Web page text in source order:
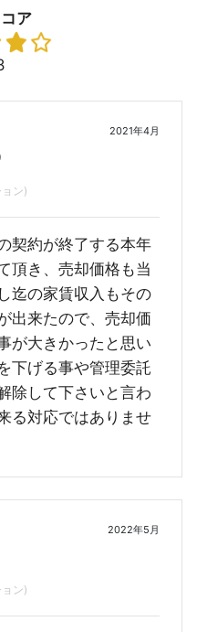
ア
2021年4月
ン)
契約が終了する本年
頂き、売却価格も当
迄の家賃収入もその
出来たので、売却価
が大きかったと思い
下げる事や管理委託
除して下さいと言わ
る対応ではありませ
2022年5月
ン)